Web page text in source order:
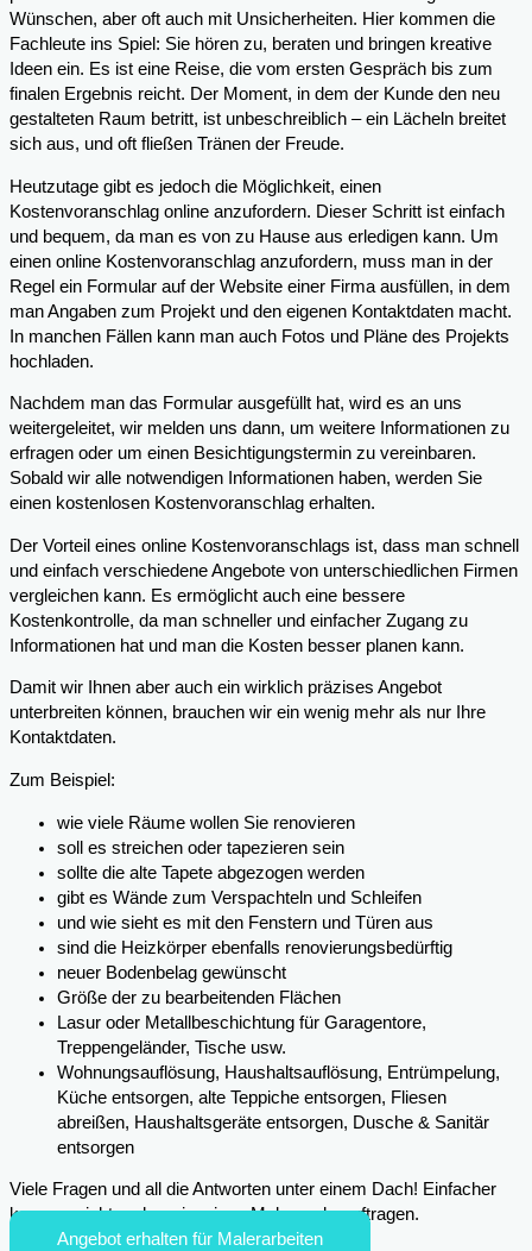
Wünschen, aber oft auch mit Unsicherheiten. Hier kommen die
Fachleute ins Spiel: Sie hören zu, beraten und bringen kreative
Ideen ein. Es ist eine Reise, die vom ersten Gespräch bis zum
finalen Ergebnis reicht. Der Moment, in dem der Kunde den neu
gestalteten Raum betritt, ist unbeschreiblich – ein Lächeln breitet
sich aus, und oft fließen Tränen der Freude.
Heutzutage gibt es jedoch die Möglichkeit, einen
Kostenvoranschlag online anzufordern. Dieser Schritt ist einfach
und bequem, da man es von zu Hause aus erledigen kann. Um
einen online Kostenvoranschlag anzufordern, muss man in der
Regel ein Formular auf der Website einer Firma ausfüllen, in dem
man Angaben zum Projekt und den eigenen Kontaktdaten macht.
In manchen Fällen kann man auch Fotos und Pläne des Projekts
hochladen.
Nachdem man das Formular ausgefüllt hat, wird es an uns
weitergeleitet, wir melden uns dann, um weitere Informationen zu
erfragen oder um einen Besichtigungstermin zu vereinbaren.
Sobald wir alle notwendigen Informationen haben, werden Sie
einen kostenlosen Kostenvoranschlag erhalten.
Der Vorteil eines online Kostenvoranschlags ist, dass man schnell
und einfach verschiedene Angebote von unterschiedlichen Firmen
vergleichen kann. Es ermöglicht auch eine bessere
Kostenkontrolle, da man schneller und einfacher Zugang zu
Informationen hat und man die Kosten besser planen kann.
Damit wir Ihnen aber auch ein wirklich präzises Angebot
unterbreiten können, brauchen wir ein wenig mehr als nur Ihre
Kontaktdaten.
Zum Beispiel:
wie viele Räume wollen Sie renovieren
soll es streichen oder tapezieren sein
sollte die alte Tapete abgezogen werden
gibt es Wände zum Verspachteln und Schleifen
und wie sieht es mit den Fenstern und Türen aus
sind die Heizkörper ebenfalls renovierungsbedürftig
neuer Bodenbelag gewünscht
Größe der zu bearbeitenden Flächen
Lasur oder Metallbeschichtung für Garagentore,
Treppengeländer, Tische usw.
Wohnungsauflösung, Haushaltsauflösung, Entrümpelung,
Küche entsorgen, alte Teppiche entsorgen, Fliesen
abreißen, Haushaltsgeräte entsorgen, Dusche & Sanitär
entsorgen
Viele Fragen und all die Antworten unter einem Dach! Einfacher
kann es nicht mehr sein, einen Maler zu beauftragen.
Angebot erhalten für Malerarbeiten